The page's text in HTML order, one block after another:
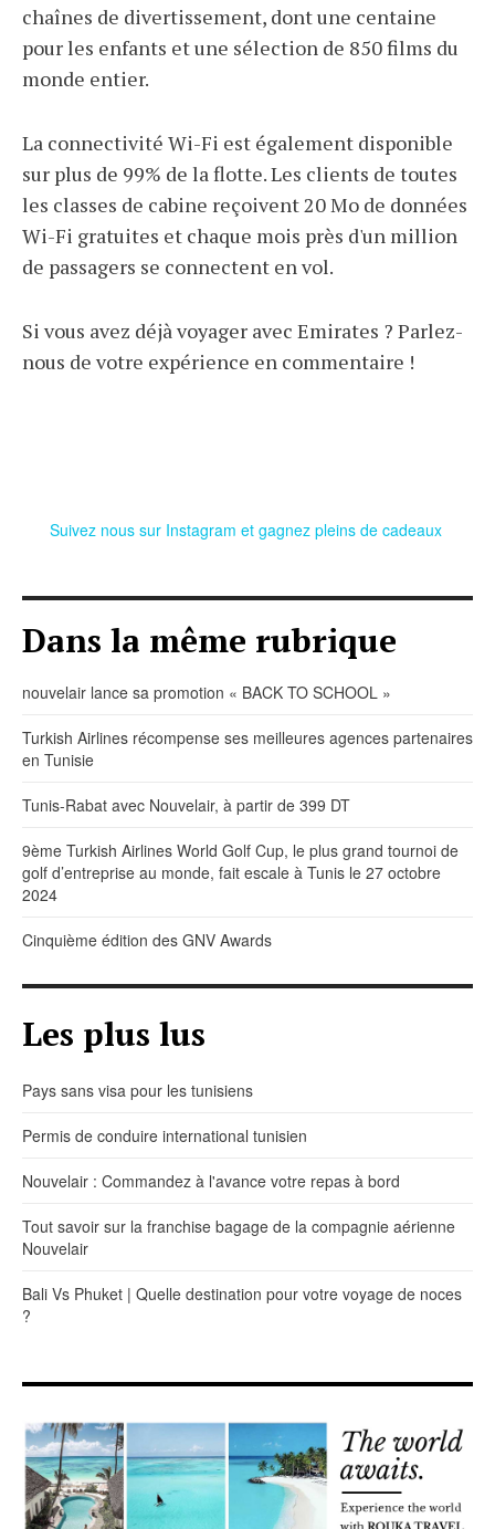
chaînes de divertissement, dont une centaine
pour les enfants et une sélection de 850 films du
monde entier.
La connectivité Wi-Fi est également disponible
sur plus de 99% de la flotte. Les clients de toutes
les classes de cabine reçoivent 20 Mo de données
Wi-Fi gratuites et chaque mois près d'un million
de passagers se connectent en vol.
Si vous avez déjà voyager avec Emirates ? Parlez-
nous de votre expérience en commentaire !
Suivez nous sur Instagram et gagnez pleins de cadeaux
Dans la même rubrique
nouvelair lance sa promotion « BACK TO SCHOOL »
Turkish Airlines récompense ses meilleures agences partenaires
en Tunisie
Tunis-Rabat avec Nouvelair, à partir de 399 DT
9ème Turkish Airlines World Golf Cup, le plus grand tournoi de
golf d’entreprise au monde, fait escale à Tunis le 27 octobre
2024
Cinquième édition des GNV Awards
Les plus lus
Pays sans visa pour les tunisiens
Permis de conduire international tunisien
Nouvelair : Commandez à l'avance votre repas à bord
Tout savoir sur la franchise bagage de la compagnie aérienne
Nouvelair
Bali Vs Phuket | Quelle destination pour votre voyage de noces
?